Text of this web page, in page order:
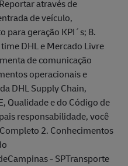
através de
de veículo,
geração KPI´s; 8.
DHL e Mercado Livre
de comunicação
operacionais e
DHL Supply Chain,
Qualidade e do Código de
responsabilidade, você
2. Conhecimentos
- SPTransporte